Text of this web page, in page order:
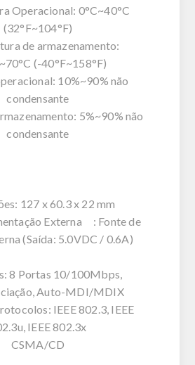
Operacional: 0°C~40°C
(32°F~104°F)
de armazenamento:
(-40°F~158°F)
10%~90% não
condensante
5%~90% não
condensante
127 x 60.3 x 22 mm
Externa : Fonte de
(Saída: 5.0VDC / 0.6A)
8 Portas 10/100Mbps,
Auto-MDI/MDIX
IEEE 802.3, IEEE
IEEE 802.3x
CSMA/CD